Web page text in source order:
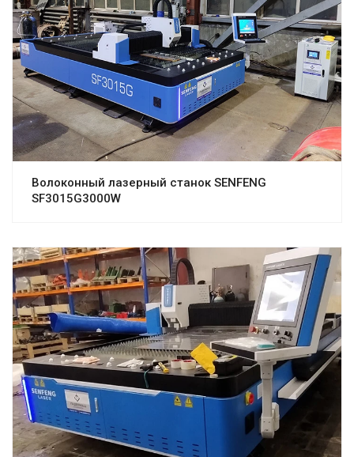
Волоконный лазерный станок SENFENG
SF3015G3000W